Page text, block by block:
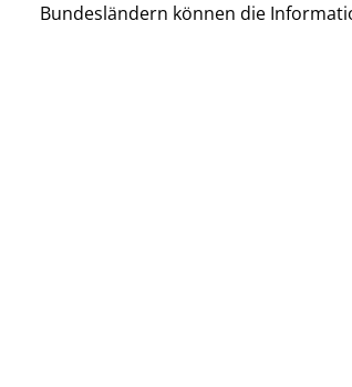
Bundesländern können die